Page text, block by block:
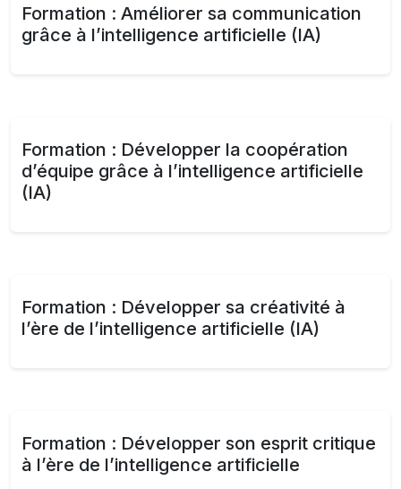
Formation : Améliorer sa communication
grâce à l’intelligence artificielle (IA)
Formation : Développer la coopération
d’équipe grâce à l’intelligence artificielle
(IA)
Formation : Développer sa créativité à
l’ère de l’intelligence artificielle (IA)
Formation : Développer son esprit critique
à l’ère de l’intelligence artificielle